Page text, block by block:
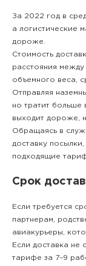
За 2022 год в
а логистические
дороже.
Стоимость
расстояния между
объемного веса,
Отправляя
но тратит больше
выходит дороже,
Обращаясь в
доставку
подходящие
Срок
Если требуется
партнерам,
авиакурьеры,
Если доставка не
тарифе за 7–9